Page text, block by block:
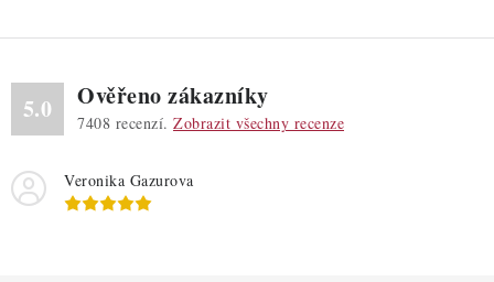
5.0 Ověřeno zákazníky
7408 recenzí. Zobrazit všechny recenze
Veronika Gazurova